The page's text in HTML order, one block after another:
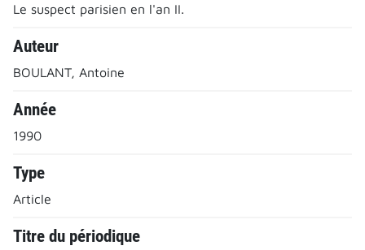
Le suspect parisien en l'an II.
Auteur
BOULANT, Antoine
Année
1990
Type
Article
Titre du périodique